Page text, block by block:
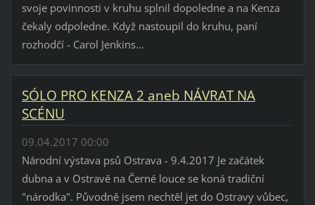
svoje povinnosti v kruhu splnil dopoledne a na Kenza
čekaly odpoledne. Když nastoupil do kruhu, paní
rozhodčí - Carol Jenkins...
SÓLO PRO KENZA 2 aneb NÁVRAT NA
SCÉNU
09.04.2017 00:00
Národní výstava psů Ostrava - 9.4.2017 Je začátek
dubna a v Ostravě na Černé louce se koná tradiční
"národka". Původně jsem nechtěl jet do Ostravy vůbec,